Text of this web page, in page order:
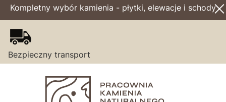
Kompletny wybór kamienia - płytki, elewacje i schody
Bezpieczny transport